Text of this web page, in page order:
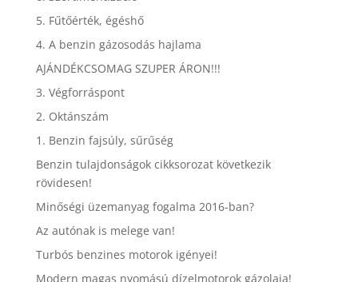
5. Fűtőérték, égéshő
4. A benzin gázosodás hajlama
AJÁNDÉKCSOMAG SZUPER ÁRON!!!
3. Végforráspont
2. Oktánszám
1. Benzin fajsúly, sűrűség
Benzin tulajdonságok cikksorozat következik
rövidesen!
Minőségi üzemanyag fogalma 2016-ban?
Az autónak is melege van!
Turbós benzines motorok igényei!
Modern magas nyomású dízelmotorok gázolaja!